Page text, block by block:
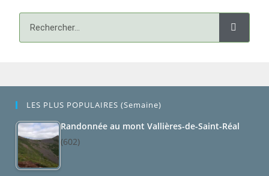
LES PLUS POPULAIRES (semaine)
Randonnée au mont Vallières-de-Saint-Réal
(602)